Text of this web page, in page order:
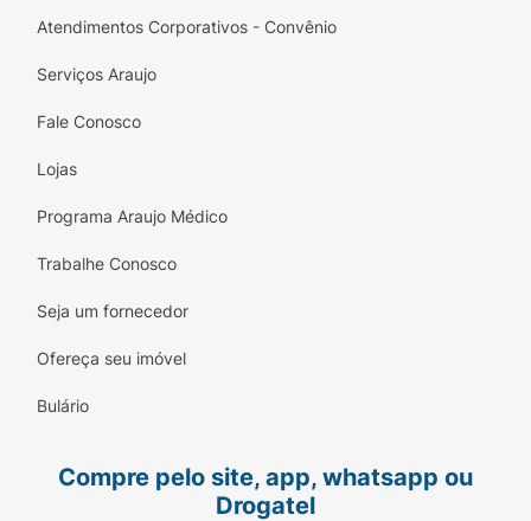
Atendimentos Corporativos - Convênio
Serviços Araujo
Fale Conosco
Lojas
Programa Araujo Médico
Trabalhe Conosco
Seja um fornecedor
Ofereça seu imóvel
Bulário
Compre pelo site, app, whatsapp ou
Drogatel